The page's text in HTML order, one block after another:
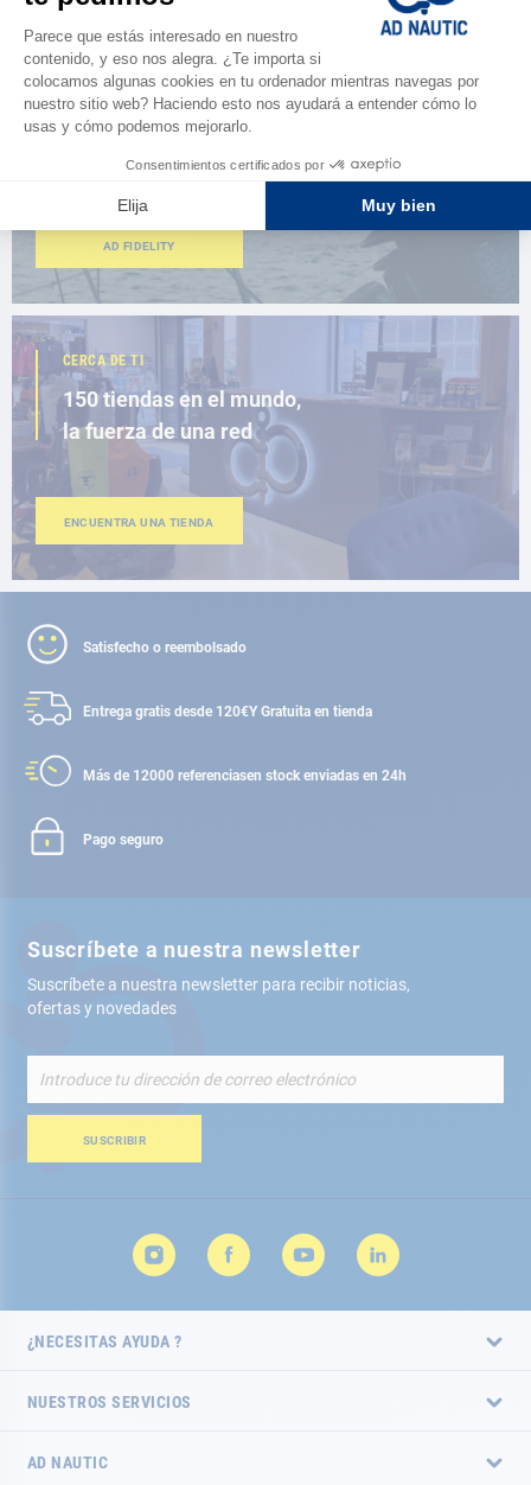
ESPACIO FIDELIDAD
¿Eres apasionado?
Benefíciate de ventajas exclusivas
AD FIDELITY
CERCA DE TI
150 tiendas en el mundo,
la fuerza de una red
ENCUENTRA UNA TIENDA
Satisfecho o reembolsado
Entrega gratis desde 120€Y Gratuita en tienda
Más de 12000 referenciasen stock enviadas en 24h
Pago seguro
Suscríbete a nuestra newsletter
Suscríbete a nuestra newsletter para recibir noticias,
ofertas y novedades
nuestro
de
SUSCRIBIR
¿NECESITAS AYUDA ?
NUESTROS SERVICIOS
AD NAUTIC